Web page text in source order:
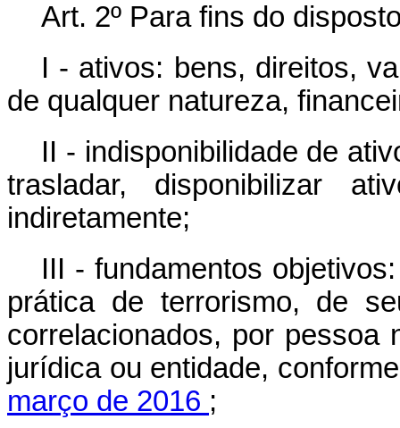
Art. 2º Para fins do
I - ativos: bens, direitos,
de qualquer natureza,
II - indisponibilidade de
trasladar, disponibilizar
indiretamente;
III - fundamentos
prática de terrorismo, de
correlacionados, por pessoa
jurídica ou entidade,
março de 2016 ;